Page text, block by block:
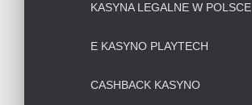
KASYNA LEGALNE W POLSCE
E KASYNO PLAYTECH
CASHBACK KASYNO